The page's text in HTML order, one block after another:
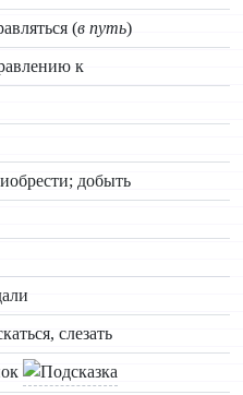
(в путь)
к
добыть
слезать